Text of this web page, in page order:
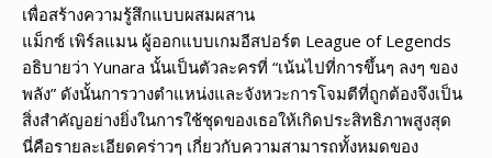
เพื่อสร้างความรู้สึกแบบผสมผสาน
แม็กซ์ เพิร์ลแมน ผู้ออกแบบเกมอีสปอร์ต League of Legends
อธิบายว่า Yunara นั้นเป็นตัวละครที่ “เน้นไปที่การขึ้นๆ ลงๆ ของ
พลัง” ดังนั้นการวางตำแหน่งและจังหวะการโจมตีที่ถูกต้องจึงเป็น
สิ่งสำคัญอย่างยิ่งในการใช้ชุดของเธอให้เกิดประสิทธิภาพสูงสุด
นี่คือรายละเอียดคร่าวๆ เกี่ยวกับความสามารถทั้งหมดของ